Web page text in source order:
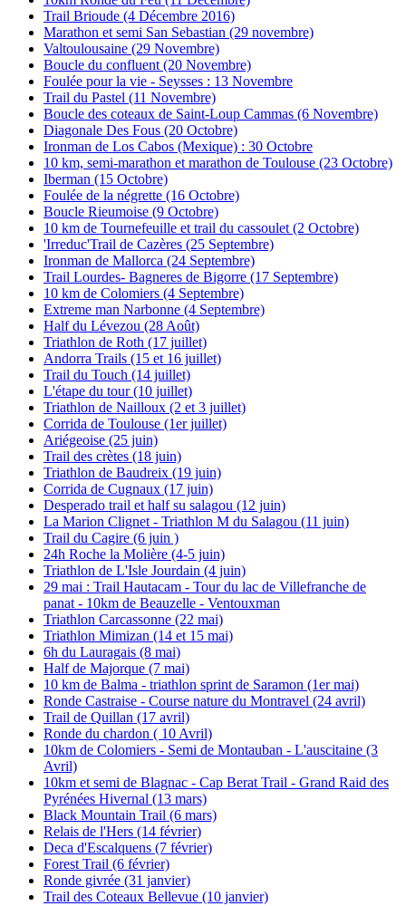
Trail Brioude (4 Décembre 2016)
Marathon et semi San Sebastian (29 novembre)
Valtoulousaine (29 Novembre)
Boucle du confluent (20 Novembre)
Foulée pour la vie - Seysses : 13 Novembre
Trail du Pastel (11 Novembre)
Boucle des coteaux de Saint-Loup Cammas (6 Novembre)
Diagonale Des Fous (20 Octobre)
Ironman de Los Cabos (Mexique) : 30 Octobre
10 km, semi-marathon et marathon de Toulouse (23 Octobre)
Iberman (15 Octobre)
Foulée de la négrette (16 Octobre)
Boucle Rieumoise (9 Octobre)
10 km de Tournefeuille et trail du cassoulet (2 Octobre)
'Irreduc'Trail de Cazères (25 Septembre)
Ironman de Mallorca (24 Septembre)
Trail Lourdes- Bagneres de Bigorre (17 Septembre)
10 km de Colomiers (4 Septembre)
Extreme man Narbonne (4 Septembre)
Half du Lévezou (28 Août)
Triathlon de Roth (17 juillet)
Andorra Trails (15 et 16 juillet)
Trail du Touch (14 juillet)
L'étape du tour (10 juillet)
Triathlon de Nailloux (2 et 3 juillet)
Corrida de Toulouse (1er juillet)
Ariégeoise (25 juin)
Trail des crètes (18 juin)
Triathlon de Baudreix (19 juin)
Corrida de Cugnaux (17 juin)
Desperado trail et half su salagou (12 juin)
La Marion Clignet - Triathlon M du Salagou (11 juin)
Trail du Cagire (6 juin )
24h Roche la Molière (4-5 juin)
Triathlon de L'Isle Jourdain (4 juin)
29 mai : Trail Hautacam - Tour du lac de Villefranche de
panat - 10km de Beauzelle - Ventouxman
Triathlon Carcassonne (22 mai)
Triathlon Mimizan (14 et 15 mai)
6h du Lauragais (8 mai)
Half de Majorque (7 mai)
10 km de Balma - triathlon sprint de Saramon (1er mai)
Ronde Castraise - Course nature du Montravel (24 avril)
Trail de Quillan (17 avril)
Ronde du chardon ( 10 Avril)
10km de Colomiers - Semi de Montauban - L'auscitaine (3
Avril)
10km et semi de Blagnac - Cap Berat Trail - Grand Raid des
Pyrénées Hivernal (13 mars)
Black Mountain Trail (6 mars)
Relais de l'Hers (14 février)
Deca d'Escalquens (7 février)
Forest Trail (6 février)
Ronde givrée (31 janvier)
Trail des Coteaux Bellevue (10 janvier)